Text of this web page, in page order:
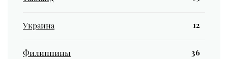
Украина 12
Филиппины 36